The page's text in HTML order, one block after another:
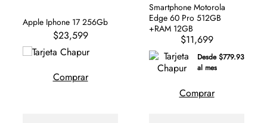
Apple Iphone 17 256Gb
$23,599
Comprar
Smartphone Motorola
Edge 60 Pro 512GB
+RAM 12GB
$11,699
Desde $779.93
al mes
Comprar